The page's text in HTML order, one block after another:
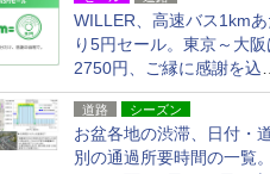
WILLER、高速バス1kmあ
り5円セール。東京～大阪
2750円、ご縁に感謝を込め
た20周年記念キャンペー
道路 シーズン
お盆各地の渋滞、日付・
別の通過所要時間の一覧